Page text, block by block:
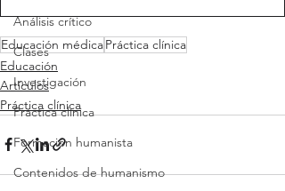
Análisis crítico
Clases
Investigación
Práctica clínica
Formación humanista
Contenidos de humanismo
Educación médicaPráctica clínica
Educación
Artículos
Práctica clínica